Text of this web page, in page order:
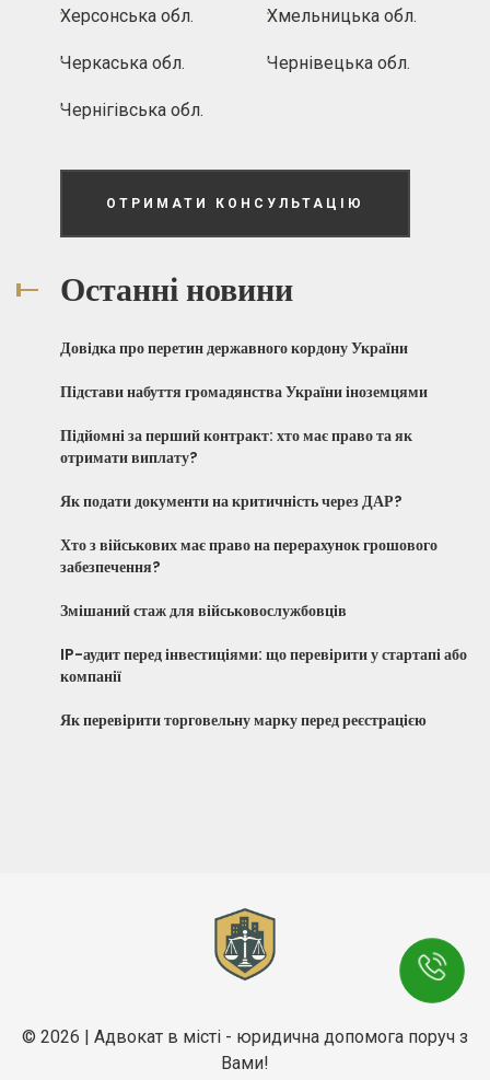
Херсонська обл. Хмельницька обл.
Черкаська обл. Чернівецька обл.
Чернігівська обл.
ОТРИМАТИ КОНСУЛЬТАЦІЮ
Останні новини
Довідка про перетин державного кордону України
Підстави набуття громадянства України іноземцями
Підйомні за перший контракт: хто має право та як
отримати виплату?
Як подати документи на критичність через ДАР?
Хто з військових має право на перерахунок грошового
забезпечення?
Змішаний стаж для військовослужбовців
IP-аудит перед інвестиціями: що перевірити у стартапі або
компанії
Як перевірити торговельну марку перед реєстрацією
© 2026 | Адвокат в місті - юридична допомога поруч з
Вами!